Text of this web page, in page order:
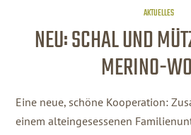
AKTUELLES
NEU: SCHAL UND
MERINO-
Eine neue, schöne Kooperation:
einem alteingesessenen